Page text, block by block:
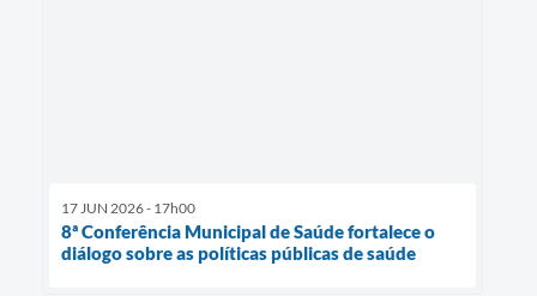
17 JUN 2026 - 17h00
8ª Conferência Municipal de Saúde fortalece o
diálogo sobre as políticas públicas de saúde